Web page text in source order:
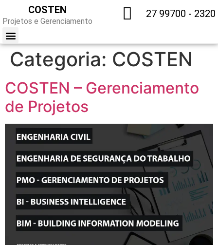
COSTEN
Projetos e Gerenciamento
27 99700 - 2320
Categoria: COSTEN
COSTEN – Gerenciamento
de Projetos